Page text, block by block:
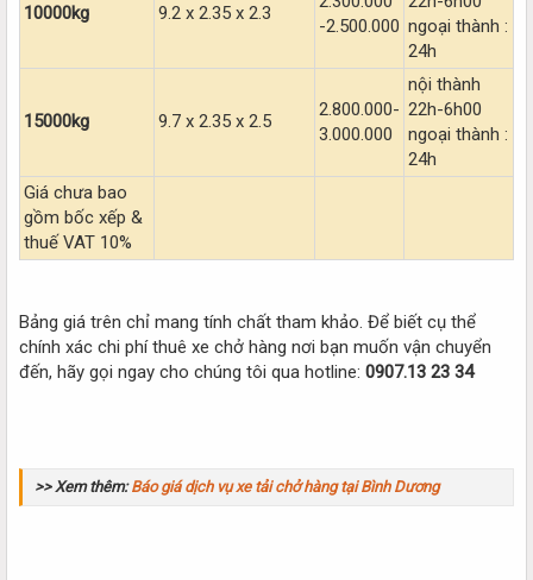
10000kg 9.2 x 2.35 x 2.3
-2.500.000 ngoại thành :
24h
15000kg 9.7 x 2.35 x 2.5
2.800.000-
3.000.000
nội thành
22h-6h00
ngoại thành :
24h
Giá chưa bao
gồm bốc xếp &
thuế VAT 10%
Bảng giá trên chỉ mang tính chất tham khảo. Để biết cụ thể
chính xác chi phí thuê xe chở hàng nơi bạn muốn vận chuyển
đến, hãy gọi ngay cho chúng tôi qua hotline: 0907.13 23 34
>> Xem thêm:Báo giá dịch vụ xe tải chở hàng tại Bình Dương